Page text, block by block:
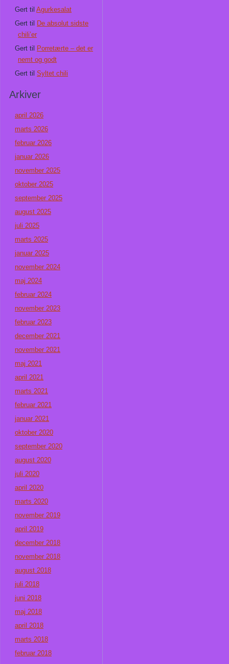
Gert til Agurkesalat
Gert til
De absolut sidste
chili’er
Gert til
Porretærte – det er
nemt og godt
Gert til Syltet chili
Arkiver
april 2026
marts 2026
februar 2026
januar 2026
november 2025
oktober 2025
september 2025
august 2025
juli 2025
marts 2025
januar 2025
november 2024
maj 2024
februar 2024
november 2023
februar 2023
december 2021
november 2021
maj 2021
april 2021
marts 2021
februar 2021
januar 2021
oktober 2020
september 2020
august 2020
juli 2020
april 2020
marts 2020
november 2019
april 2019
december 2018
november 2018
august 2018
juli 2018
juni 2018
maj 2018
april 2018
marts 2018
februar 2018